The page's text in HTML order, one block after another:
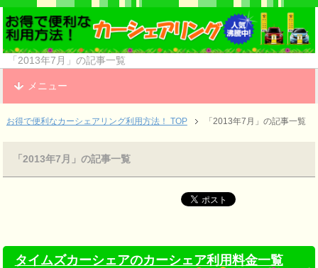
「2013年7月」の記事一覧
メニュー
お得で便利なカーシェアリング利用方法！ TOP 「2013年7月」の記事一覧
「2013年7月」の記事一覧
タイムズカーシェアのカーシェア利用料金一覧